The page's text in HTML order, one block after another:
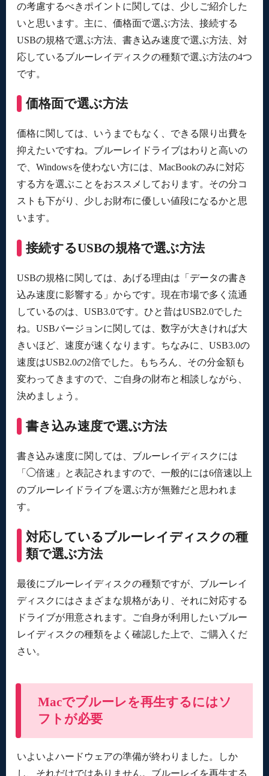
の考慮するべきポイントに関しては、少しご紹介した
いと思います。主に、価格面で選ぶ方法、接続する
USBの規格で選ぶ方法、書き込み速度で選ぶ方法、対
応しているブルーレイディスクの種類で選ぶ方法の4つ
です。
価格面で選ぶ方法
価格に関しては、いうまでもなく、できる限り出費を
抑えたいですね。ブルーレイドライブはわりと高いの
で、Windowsを使わない方には、MacBookのみに対応
する方を選ぶことをおススメしております。その分コ
ストも下がり、少しお財布に優しい値段になるかと思
います。
接続するUSBの規格で選ぶ方法
USBの規格に関しては、あげる理由は「データの書き
込み速度に影響する」からです。現在市場で多く流通
しているのは、USB3.0です。ひと昔はUSB2.0でした
ね。USBバージョンに関しては、数字が大きければ大
きいほど、速度が速くなります。ちなみに、USB3.0の
速度はUSB2.0の2倍でした。もちろん、その分金額も
変わってきますので、ご自身の財布と相談しながら、
決めましょう。
書き込み速度で選ぶ方法
書き込み速度に関しては、ブルーレイディスクには
「◯倍速」と表記されますので、一般的には6倍速以上
のブルーレイドライブを選ぶ方が無難だと思われま
す。
対応しているブルーレイディスクの種
類で選ぶ方法
最後にブルーレイディスクの種類ですが、ブルーレイ
ディスクにはさまざまな規格があり、それに対応する
ドライブが用意されます。ご自身が利用したいブルー
レイディスクの種類をよく確認した上で、ご購入くだ
さい。
Macでブルーレを再生するにはソ
フトが必要
いよいよハードウェアの準備が終わりました。しか
し、それだけではありません。ブルーレイを再生する